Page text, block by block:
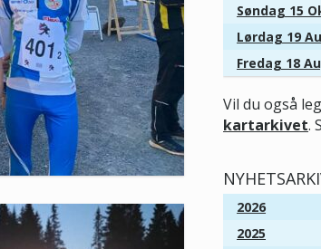
Søndag 15
Lørdag 19
Fredag 18
Vil du også
kartarkivet.
2026
2025